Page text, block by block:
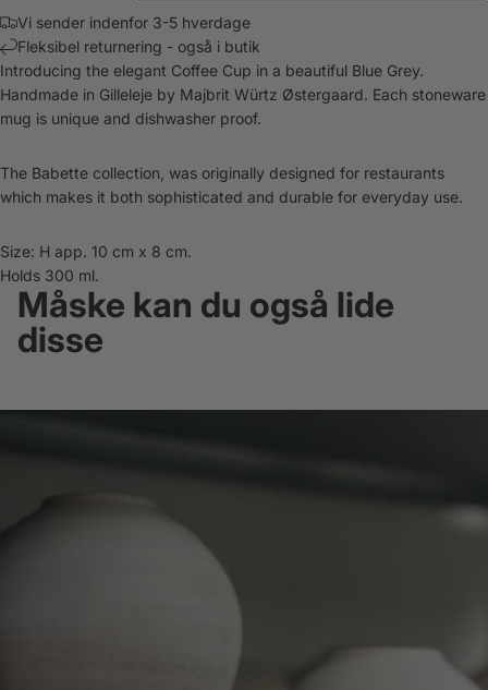
Vi sender indenfor 3-5 hverdage
Fleksibel returnering - også i butik
Introducing the elegant Coffee Cup in a beautiful Blue Grey.
Handmade in Gilleleje by Majbrit Würtz Østergaard. Each stoneware
mug is unique and dishwasher proof.
The Babette collection, was originally designed for restaurants
which makes it both sophisticated and durable for everyday use.
Size: H app. 10 cm x 8 cm.
Holds 300 ml.
Måske kan du også lide
disse